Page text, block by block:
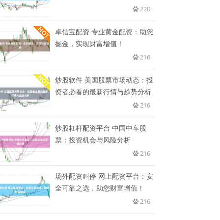
220
卓信宝配资 专业黄金配资：助您
掘金，实现财富增值！
216
炒股软件 美国股票市场动态：投
资者必看的最新行情与趋势分析
216
炒股杠杆配资平台 中国中车股
票：投资机会与风险分析
216
场外配资叫停 网上配资平台：安
全可靠之选，助您财富增值！
216